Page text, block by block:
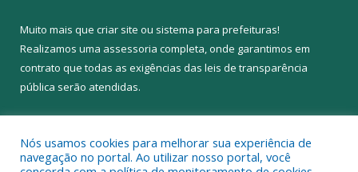
Muito mais que criar site ou sistema para prefeituras!
Realizamos uma assessoria completa, onde garantimos em
contrato que todas as exigências das leis de transparência
pública serão atendidas.
Nós usamos cookies para melhorar sua experiência de
navegação no portal. Ao utilizar nosso portal, você